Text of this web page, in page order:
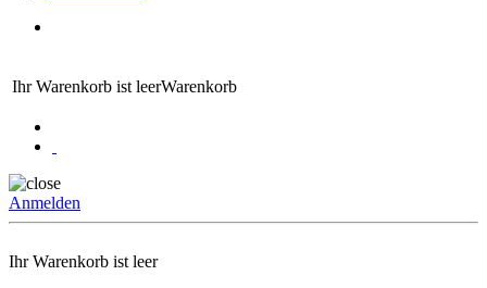
Ihr Warenkorb ist leerWarenkorb
Anmelden
Ihr Warenkorb ist leer